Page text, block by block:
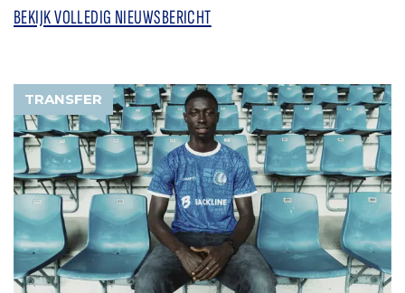
BEKIJK VOLLEDIG NIEUWSBERICHT
TRANSFER